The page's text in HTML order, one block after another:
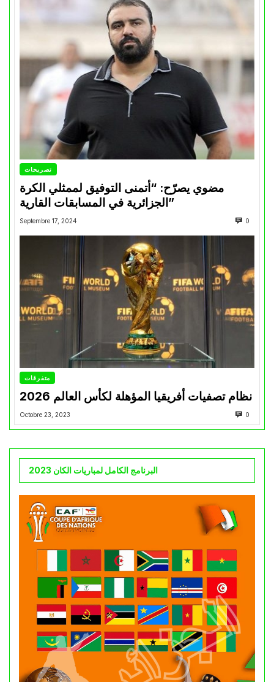
تصريحات
مضوي يصرّح: “أتمنى التوفيق لممثلي الكرة
الجزائرية في المسابقات القارية”
Septembre 17, 2024 0
متفرقات
نظام تصفيات أفريقيا المؤهلة لكأس العالم 2026
Octobre 23, 2023 0
البرنامج الكامل لمباريات الكان 2023